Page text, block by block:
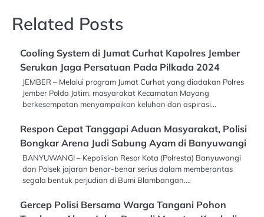
Related Posts
Cooling System di Jumat Curhat Kapolres Jember
Serukan Jaga Persatuan Pada Pilkada 2024
JEMBER – Melalui program Jumat Curhat yang diadakan Polres
Jember Polda Jatim, masyarakat Kecamatan Mayang
berkesempatan menyampaikan keluhan dan aspirasi…
Respon Cepat Tanggapi Aduan Masyarakat, Polisi
Bongkar Arena Judi Sabung Ayam di Banyuwangi
BANYUWANGI – Kepolisian Resor Kota (Polresta) Banyuwangi
dan Polsek jajaran benar-benar serius dalam memberantas
segala bentuk perjudian di Bumi Blambangan.…
Gercep Polisi Bersama Warga Tangani Pohon